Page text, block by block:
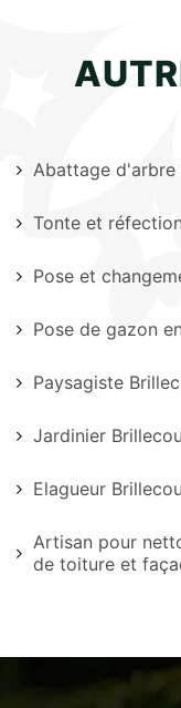
Abattage d'arbre
Tonte et
Pose et
Pose de gazon
Paysagiste
Jardinier
Elagueur
Artisan pour
de toiture et